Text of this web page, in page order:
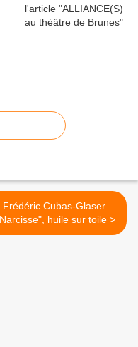
Frédéric Cubas-Glaser.
"Narcisse", huile sur toile >